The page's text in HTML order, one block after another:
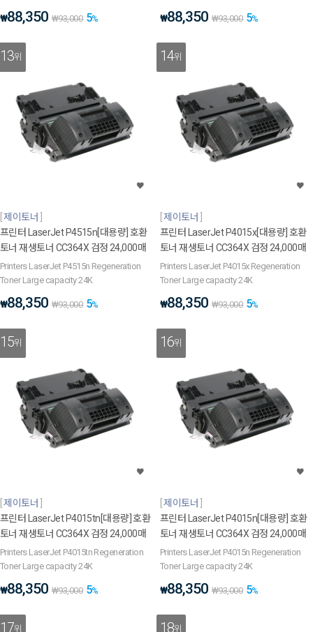
₩88,350 ₩93,000 5% ₩88,350 ₩93,000 5%
13위
제이토너
프린터 LaserJet P4515n[대용량] 호환
토너 재생토너 CC364X 검정 24,000매
Printers LaserJet P4515n Regeneration
Toner Large capacity 24K
₩88,350 ₩93,000 5%
14위
제이토너
프린터 LaserJet P4015x[대용량] 호환
토너 재생토너 CC364X 검정 24,000매
Printers LaserJet P4015x Regeneration
Toner Large capacity 24K
₩88,350 ₩93,000 5%
15위
제이토너
프린터 LaserJet P4015tn[대용량] 호환
토너 재생토너 CC364X 검정 24,000매
Printers LaserJet P4015tn Regeneration
Toner Large capacity 24K
₩88,350 ₩93,000 5%
16위
제이토너
프린터 LaserJet P4015n[대용량] 호환
토너 재생토너 CC364X 검정 24,000매
Printers LaserJet P4015n Regeneration
Toner Large capacity 24K
₩88,350 ₩93,000 5%
17위 18위